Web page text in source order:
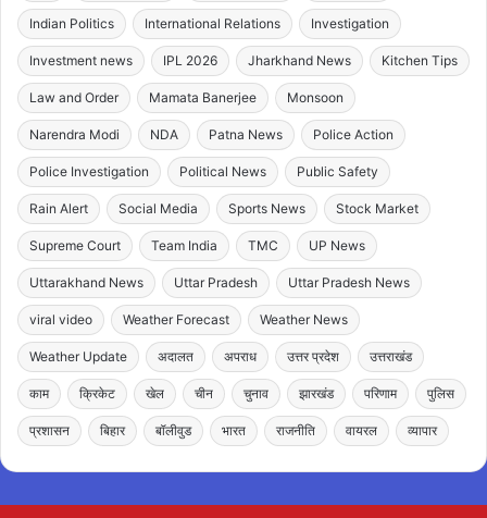
Indian Politics International Relations Investigation
Investment news IPL 2026 Jharkhand News Kitchen Tips
Law and Order Mamata Banerjee Monsoon
Narendra Modi NDA Patna News Police Action
Police Investigation Political News Public Safety
Rain Alert Social Media Sports News Stock Market
Supreme Court Team India TMC UP News
Uttarakhand News Uttar Pradesh Uttar Pradesh News
viral video Weather Forecast Weather News
Weather Update अदालत अपराध उत्तर प्रदेश उत्तराखंड
काम क्रिकेट खेल चीन चुनाव झारखंड परिणाम पुलिस
प्रशासन बिहार बॉलीवुड भारत राजनीति वायरल व्यापार